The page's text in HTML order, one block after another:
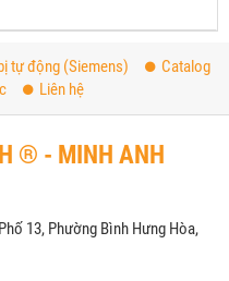
tự động (Siemens)
Catalog
Liên hệ
® - MINH ANH
13, Phường Bình Hưng Hòa,